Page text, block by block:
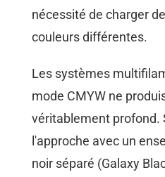
nécessité de charger
couleurs différentes.
Les systèmes
mode CMYW ne
véritablement profond.
l'approche avec un
noir séparé (Galaxy